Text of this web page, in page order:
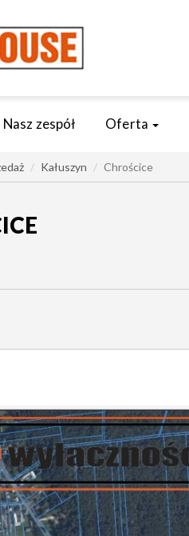
Nasz zespół Oferta
Kałuszyn Chrościce